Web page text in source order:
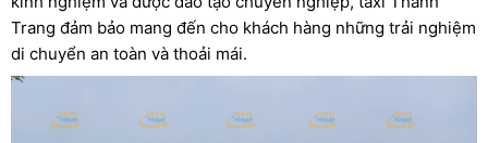
Trang đảm bảo mang đến cho khách hàng những trải nghiệm
di chuyển an toàn và thoải mái.